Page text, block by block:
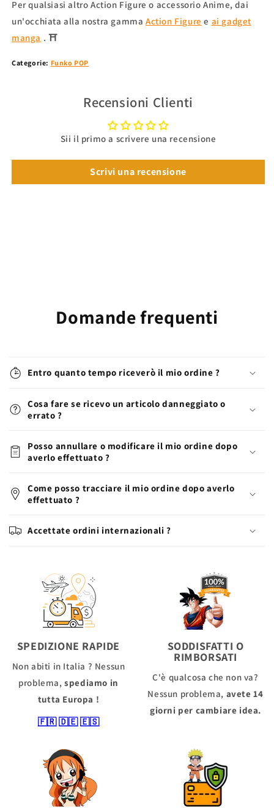
Per qualsiasi altro Action Figure o accessorio Anime, dai
un'occhiata alla nostra gammaAction Figure e ai gadget
manga . ⛩
Categorie: Funko POP
Recensioni Clienti
Sii il primo a scrivere una recensione
Scrivi una recensione
Domande frequenti
Entro quanto tempo riceverò il mio ordine ?
Cosa fare se ricevo un articolo danneggiato o
errato ?
Posso annullare o modificare il mio ordine dopo
averlo effettuato ?
Come posso tracciare il mio ordine dopo averlo
effettuato ?
Accettate ordini internazionali ?
SPEDIZIONE RAPIDE
Non abiti in Italia ? Nessun
problema, spediamo in
tutta Europa !
🇫🇷🇩🇪🇪🇸
SODDISFATTI O
RIMBORSATI
C'è qualcosa che non va?
Nessun problema, avete 14
giorni per cambiare idea.